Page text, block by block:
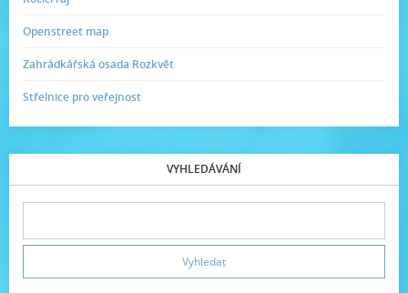
Openstreet map
Zahrádkářská osada Rozkvět
Střelnice pro veřejnost
VYHLEDÁVÁNÍ